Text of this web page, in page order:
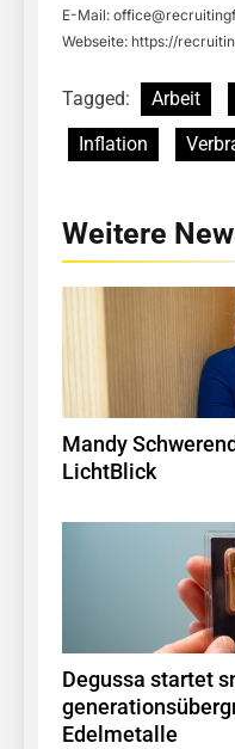
E-Mail:
Webseite: https://
Tagged: Arbeit
Inflation
Weitere
Mandy
LichtBlick
Degussa startet
Edelmetalle